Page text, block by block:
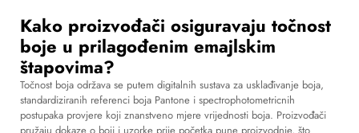
Kako proizvođači osiguravaju točnost
boje u prilagođenim emajlskim
štapovima?
Točnost boja održava se putem digitalnih sustava za usklađivanje boja,
standardiziranih referenci boja Pantone i spectrophotometricnih
postupaka provjere koji znanstveno mjere vrijednosti boja. Proizvođači